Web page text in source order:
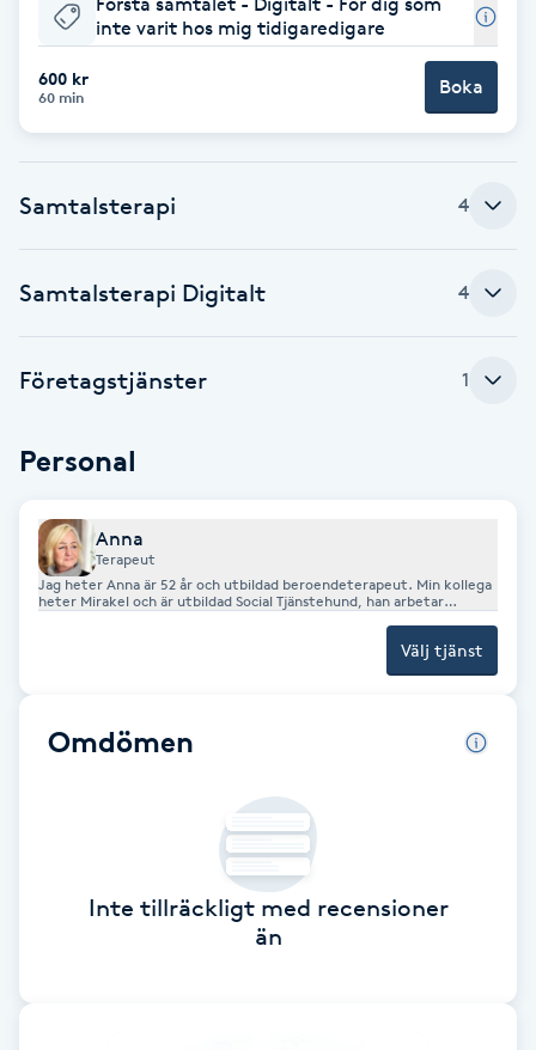
Babylights
Balayage
Barber
BIAB
Brynformning
Color correction
inte varit hos mig tidigaredigare
600 kr
60 min Boka
Samtalsterapi 4
Samtalsterapi Digitalt 4
Företagstjänster 1
Personal
Anna
Terapeut
Jag heter Anna är 52 år och utbildad beroendeterapeut. Min kollega
heter Mirakel och är utbildad Social Tjänstehund, han arbetar
jag arbeta inom behandling av missbruk, medberoende, psykisk
hjälper dig att förstå dig själv och din situation på ett nytt sätt.
Målet är att komma vidare dit du önskar och ofta kan det handla om
prestationskrav. Du behöver inte veta vad utan det räcker med att
kontakta mig om du har frågor eller funderingar. Anna 076-1498963
Välj tjänst
Omdömen
Inte tillräckligt med recensioner
än